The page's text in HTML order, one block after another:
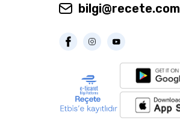
bilgi@recete.com